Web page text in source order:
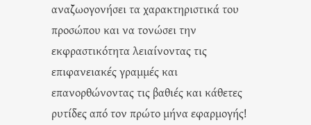
αναζωογονήσει τα χαρακτηριστικά του
προσώπου και να τονώσει την
εκφραστικότητα λειαίνοντας τις
επιφανειακές γραμμές και
επανορθώνοντας τις βαθιές και κάθετες
ρυτίδες από τον πρώτο μήνα εφαρμογής!